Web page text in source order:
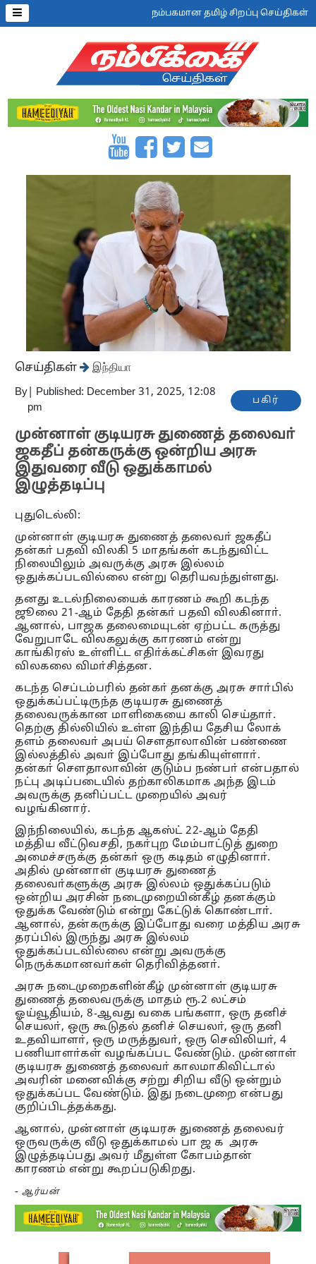
நம்பகமான தமிழ் சிறப்பு செய்திகள்
செய்திகள் இந்தியா
By
Published: December 31, 2025, 12:08
pm
பகிர்
முன்னாள் குடியரசு துணைத் தலைவா்
ஜகதீப் தன்கருக்கு ஒன்றிய அரசு
இதுவரை வீடு ஒதுக்காமல்
இழுத்தடிப்பு
புதுடெல்லி:
முன்னாள் குடியரசு துணைத் தலைவா் ஜகதீப்
தன்கா் பதவி விலகி 5 மாதங்கள் கடந்துவிட்ட
நிலையிலும் அவருக்கு அரசு இல்லம்
ஒதுக்கப்படவில்லை என்று தெரியவந்துள்ளது.
தனது உடல்நிலையைக் காரணம் கூறி கடந்த
ஜூலை 21-ஆம் தேதி தன்கா் பதவி விலகினாா்.
ஆனால், பாஜக தலைமையுடன் ஏற்பட்ட கருத்து
வேறுபாடே விலகலுக்கு காரணம் என்று
காங்கிரஸ் உள்ளிட்ட எதிா்க்கட்சிகள் இவரது
விலகலை விமா்சித்தன.
கடந்த செப்டம்பரில் தன்கா் தனக்கு அரசு சாா்பில்
ஒதுக்கப்பட்டிருந்த குடியரசு துணைத்
தலைவருக்கான மாளிகையை காலி செய்தாா்.
தெற்கு தில்லியில் உள்ள இந்திய தேசிய லோக்
தளம் தலைவா் அபய் சௌதாலாவின் பண்ணை
இல்லத்தில் அவா் இப்போது தங்கியுள்ளாா்.
தன்கா் சௌதாலாவின் குடும்ப நண்பா் என்பதால்
நட்பு அடிப்படையில் தற்காலிகமாக அந்த இடம்
அவருக்கு தனிப்பட்ட முறையில் அவர்
வழங்கினார்.
இந்நிலையில், கடந்த ஆகஸ்ட் 22-ஆம் தேதி
மத்திய வீட்டுவசதி, நகா்புற மேம்பாட்டுத் துறை
அமைச்சருக்கு தன்கா் ஒரு கடிதம் எழுதினாா்.
அதில் முன்னாள் குடியரசு துணைத்
தலைவா்களுக்கு அரசு இல்லம் ஒதுக்கப்படும்
ஒன்றிய அரசின் நடைமுறையின்கீழ் தனக்கும்
ஒதுக்க வேண்டும் என்று கேட்டுக் கொண்டாா்.
ஆனால், தன்கருக்கு இப்போது வரை மத்திய அரசு
தரப்பில் இருந்து அரசு இல்லம்
ஒதுக்கப்படவில்லை என்று அவருக்கு
நெருக்கமானவா்கள் தெரிவித்தனா்.
அரசு நடைமுறைகளின்கீழ் முன்னாள் குடியரசு
துணைத் தலைவருக்கு மாதம் ரூ.2 லட்சம்
ஓய்வூதியம், 8-ஆவது வகை பங்களா, ஒரு தனிச்
செயலா், ஒரு கூடுதல் தனிச் செயலா், ஒரு தனி
உதவியாளா், ஒரு மருத்துவா், ஒரு செவிலியா், 4
பணியாளா்கள் வழங்கப்பட வேண்டும். முன்னாள்
குடியரசு துணைத் தலைவா் காலமாகிவிட்டால்
அவரின் மனைவிக்கு சற்று சிறிய வீடு ஒன்றும்
ஒதுக்கப்பட வேண்டும். இது நடைமுறை என்பது
குறிப்பிடத்தக்கது.
ஆனால், முன்னாள் குடியரசு துணைத் தலைவர்
ஒருவருக்கு வீடு ஒதுக்காமல் பா ஜ க அரசு
இழுத்தடிப்பது அவர் மீதுள்ள கோபம்தான்
காரணம் என்று கூறப்படுகிறது.
-ஆர்யன்